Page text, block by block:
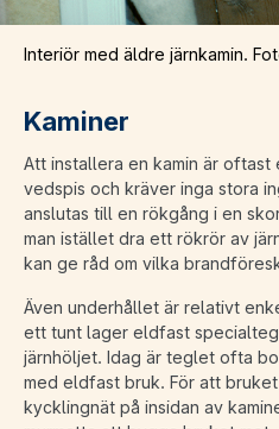
Interiör med äldre järnkamin.
Kaminer
Att installera en kamin är oftast
vedspis och kräver inga stora
anslutas till en rökgång i en
man istället dra ett rökrör av
kan ge råd om vilka
Även underhållet är relativt
ett tunt lager eldfast
järnhöljet. Idag är teglet ofta
med eldfast bruk. För att
kycklingnät på insidan av